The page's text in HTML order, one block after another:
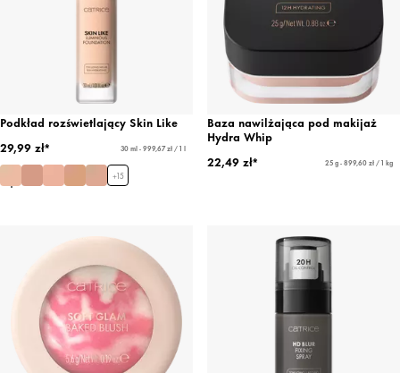
Podkład rozświetlający Skin Like
29,99 zł*
30 ml - 999,67 zł / 1 l
+15
Baza nawilżająca pod makijaż
Hydra Whip
22,49 zł*
25 g - 899,60 zł / 1 kg